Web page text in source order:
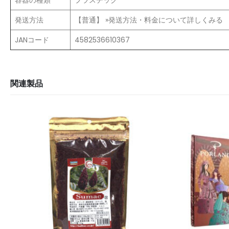
発送方法
【普通】 »発送方法・料金について詳しくみる
JANコード
4582536610367
関連製品